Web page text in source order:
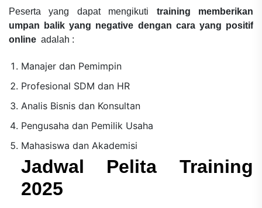
Peserta yang dapat mengikuti
training memberikan
umpan balik yang negative dengan cara yang positif
online adalah :
Manajer dan Pemimpin
Profesional SDM dan HR
Analis Bisnis dan Konsultan
Pengusaha dan Pemilik Usaha
Mahasiswa dan Akademisi
Jadwal Pelita Training
2025